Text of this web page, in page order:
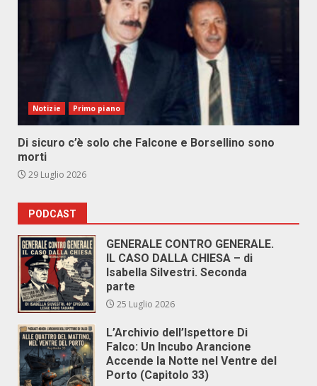
Notizie Primo piano
Di sicuro c’è solo che Falcone e Borsellino sono
morti
29 Luglio 2026
PODCAST
GENERALE CONTRO GENERALE.
IL CASO DALLA CHIESA – di
Isabella Silvestri. Seconda
parte
25 Luglio 2026
L’Archivio dell’Ispettore Di
Falco: Un Incubo Arancione
Accende la Notte nel Ventre del
Porto (Capitolo 33)